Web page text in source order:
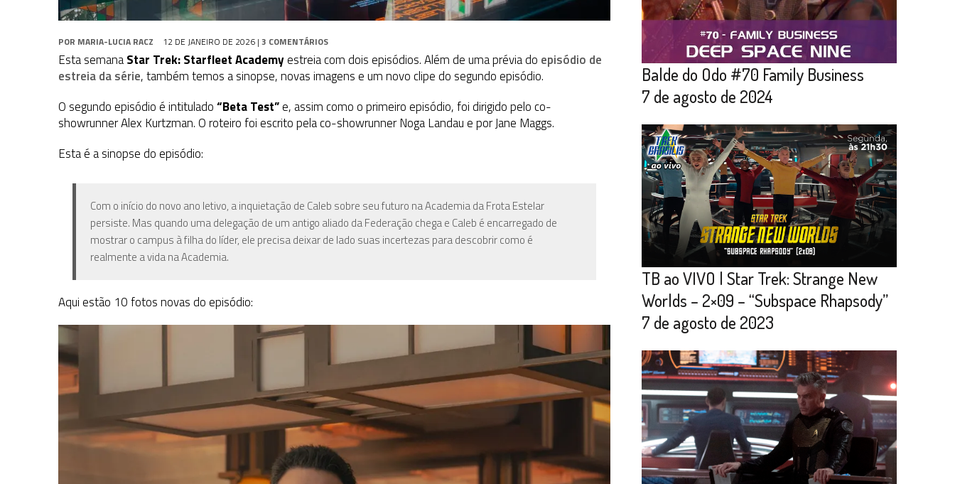
POR MARIA-LUCIA RACZ 12 DE JANEIRO DE 2026 | 3 COMENTÁRIOS
Esta semanaStar Trek: Starfleet Academyestreia com dois episódios. Além de uma prévia do episódio de
estreia da série, também temos a sinopse, novas imagens e um novo clipe do segundo episódio.
O segundo episódio é intitulado“Beta Test”e, assim como o primeiro episódio, foi dirigido pelo co-
showrunner Alex Kurtzman. O roteiro foi escrito pela co-showrunner Noga Landau e por Jane Maggs.
Esta é a sinopse do episódio:
Com o início do novo ano letivo, a inquietação de Caleb sobre seu futuro na Academia da Frota Estelar
persiste. Mas quando uma delegação de um antigo aliado da Federação chega e Caleb é encarregado de
mostrar o campus à filha do líder, ele precisa deixar de lado suas incertezas para descobrir como é
realmente a vida na Academia.
Aqui estão 10 fotos novas do episódio:
Balde do Odo #70 Family Business
7 de agosto de 2024
TB ao VIVO | Star Trek: Strange New
Worlds – 2×09 – “Subspace Rhapsody”
7 de agosto de 2023